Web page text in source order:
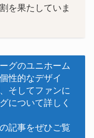
を果たしていま
グのユニホーム
性的なデザイ
そしてファンに
について詳しく
記事をぜひご覧